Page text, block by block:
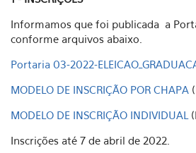
Informamos que foi publicada a
conforme arquivos abaixo.
Portaria 03-2022-
MODELO DE INSCRIÇÃO POR CHAPA
MODELO DE INSCRIÇÃO INDIVIDUAL
Inscrições até 7 de abril de 2022.